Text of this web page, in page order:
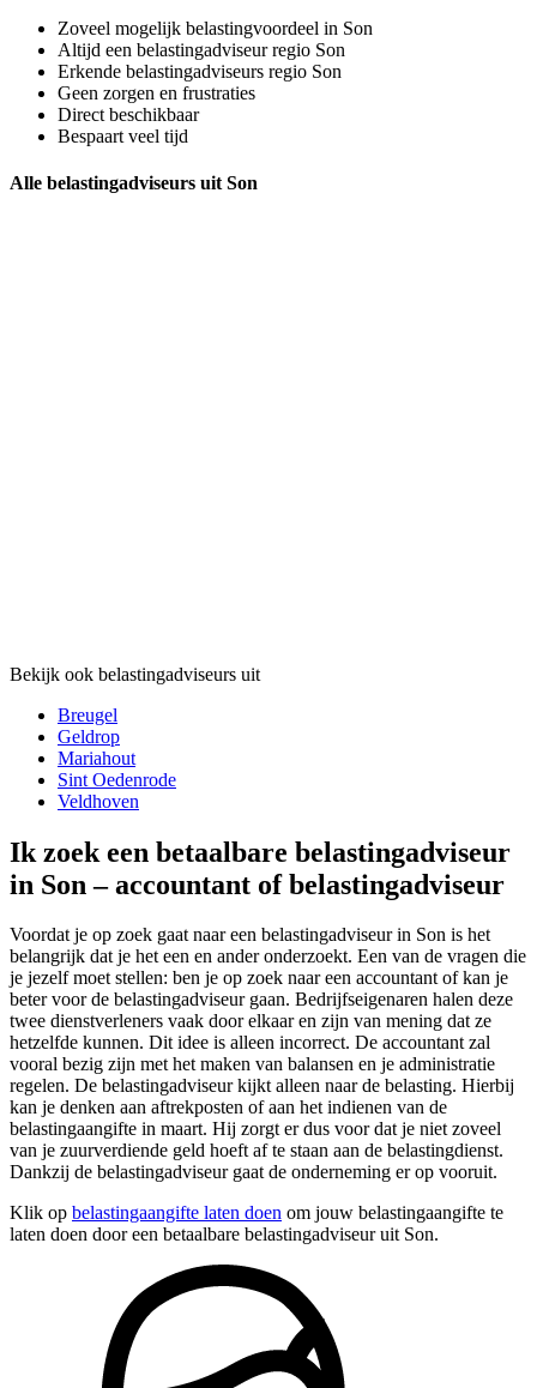
Zoveel mogelijk belastingvoordeel in Son
Altijd een belastingadviseur regio Son
Erkende belastingadviseurs regio Son
Geen zorgen en frustraties
Direct beschikbaar
Bespaart veel tijd
Alle belastingadviseurs uit Son
Bekijk ook belastingadviseurs uit
Breugel
Geldrop
Mariahout
Sint Oedenrode
Veldhoven
Ik zoek een betaalbare belastingadviseur
in Son – accountant of belastingadviseur
Voordat je op zoek gaat naar een belastingadviseur in Son is het
belangrijk dat je het een en ander onderzoekt. Een van de vragen die
je jezelf moet stellen: ben je op zoek naar een accountant of kan je
beter voor de belastingadviseur gaan. Bedrijfseigenaren halen deze
twee dienstverleners vaak door elkaar en zijn van mening dat ze
hetzelfde kunnen. Dit idee is alleen incorrect. De accountant zal
vooral bezig zijn met het maken van balansen en je administratie
regelen. De belastingadviseur kijkt alleen naar de belasting. Hierbij
kan je denken aan aftrekposten of aan het indienen van de
belastingaangifte in maart. Hij zorgt er dus voor dat je niet zoveel
van je zuurverdiende geld hoeft af te staan aan de belastingdienst.
Dankzij de belastingadviseur gaat de onderneming er op vooruit.
Klik op belastingaangifte laten doen om jouw belastingaangifte te
laten doen door een betaalbare belastingadviseur uit Son.